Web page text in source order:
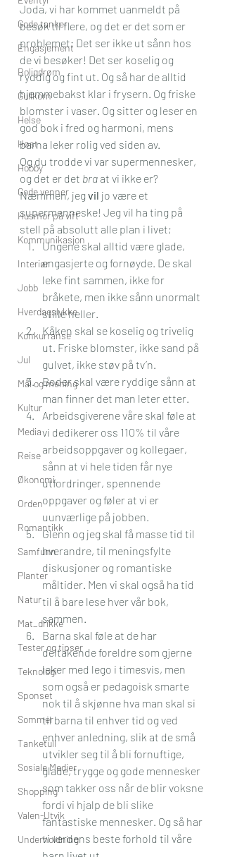
Gode tanker
Engasjement
Boligdrøm
Gullkorn
Helse
Høst
Hobby
Gode venner
Husmor på vift
Kommunikasjon
Interiør
Jobb
Hverdagslykke
Konkurranse
Jul
Mål og mening
Kultur
Media
Reise
Økonomi
Orden
Romantikk
Samfunn
Planter
Natur
Mat_drikke
Tester og tipser
Teknologi
Sponset
Sommer
Tanketull
Sosiale Medier
Shopping
Valen-Utvik
Underholdning
Joda, vi har kommet uanmeldt på
besøk til flere, og det er det som er
problemet; Det ser ikke ut sånn hos
de vi besøker! Det ser koselig og
ryddig og fint ut. Og så har de alltid
hjemmebakst klar i frysern. Og friske
blomster i vaser. Og sitter og leser en
god bok i fred og harmoni, mens
barna leker rolig ved siden av.
Og du trodde vi var supermennesker,
og det er det bra at vi ikke er?
Næmmen, jeg vil jo være et
supermenneske! Jeg vil ha ting på
stell på absolutt alle plan i livet;
Ungene skal alltid være glade,
engasjerte og fornøyde. De skal
leke fint sammen, ikke for
bråkete, men ikke sånn unormalt
stille heller.
Kåken skal se koselig og trivelig
ut. Friske blomster, ikke sand på
gulvet, ikke støv på tv’n.
Boder skal være ryddige sånn at
man finner det man leter etter.
Arbeidsgiverene våre skal føle at
vi dedikerer oss 110% til våre
arbeidsoppgaver og kollegaer,
sånn at vi hele tiden får nye
utfordringer, spennende
oppgaver og føler at vi er
uunværlige på jobben.
Glenn og jeg skal få masse tid til
hverandre, til meningsfylte
diskusjoner og romantiske
måltider. Men vi skal også ha tid
til å bare lese hver vår bok,
sammen.
Barna skal føle at de har
deltakende foreldre som gjerne
leker med lego i timesvis, men
som også er pedagoisk smarte
nok til å skjønne hva man skal si
til barna til enhver tid og ved
enhver anledning, slik at de små
utvikler seg til å bli fornuftige,
glade, trygge og gode mennesker
som takker oss når de blir voksne
fordi vi hjalp de bli slike
fantastiske mennesker. Og så har
vi verdens beste forhold til våre